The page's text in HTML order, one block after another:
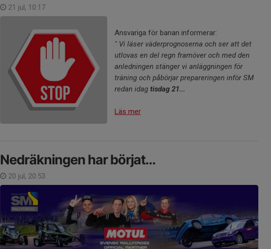
21 jul, 10:17
Ansvariga för banan informerar:
" Vi läser väderprognoserna och ser att det
utlovas en del regn framöver och med den
anledningen stänger vi anläggningen för
träning och påbörjar prepareringen inför SM
redan idag tisdag 21...
Läs mer
Nedräkningen har börjat...
20 jul, 20:53